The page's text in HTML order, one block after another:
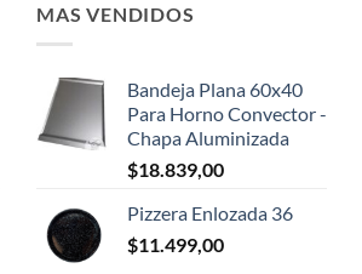
MAS VENDIDOS
Bandeja Plana 60x40
Para Horno Convector -
Chapa Aluminizada
$18.839,00
Pizzera Enlozada 36
$11.499,00